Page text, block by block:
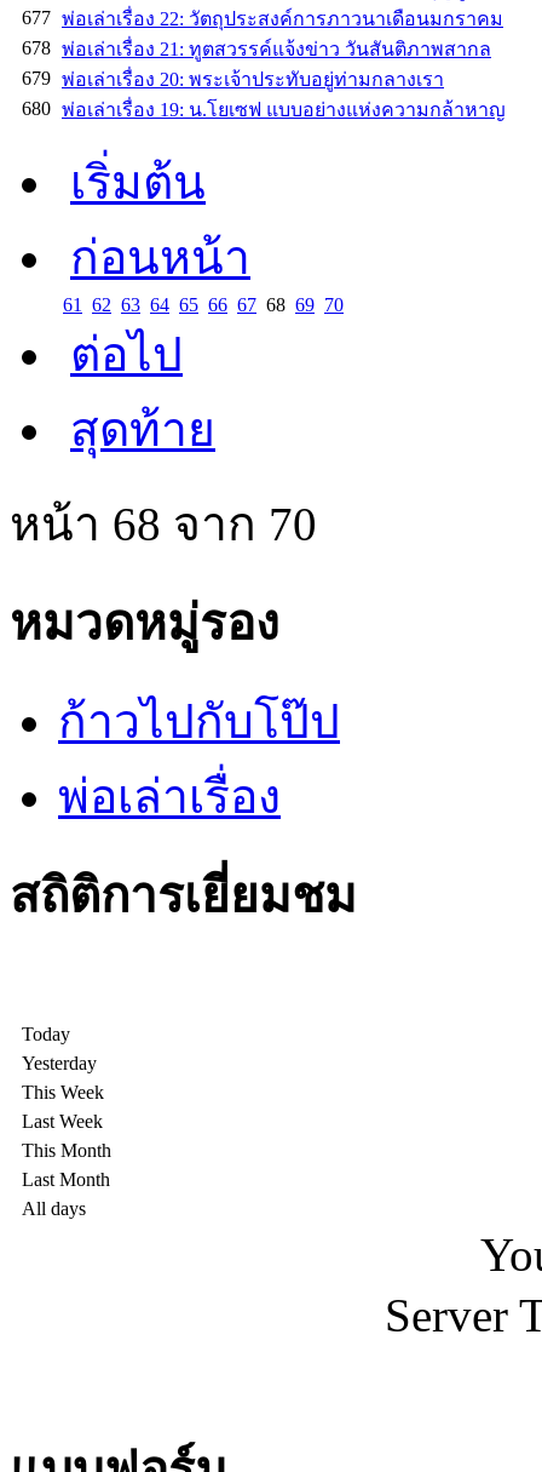
677 พ่อเล่าเรื่อง 22: วัตถุประสงค์การภาวนาเดือนมกราคม
678 พ่อเล่าเรื่อง 21: ทูตสวรรค์แจ้งข่าว วันสันติภาพสากล
679 พ่อเล่าเรื่อง 20: พระเจ้าประทับอยู่ท่ามกลางเรา
680 พ่อเล่าเรื่อง 19: น.โยเซฟ แบบอย่างแห่งความกล้าหาญ
เริ่มต้น
ก่อนหน้า
61 62 63 64 65 66 67 68 69 70
ต่อไป
สุดท้าย
หน้า 68 จาก 70
หมวดหมู่รอง
ก้าวไปกับโป๊ป
พ่อเล่าเรื่อง
สถิติการเยี่ยมชม
Today
Yesterday
This Week
Last Week
This Month
Last Month
All days
Server